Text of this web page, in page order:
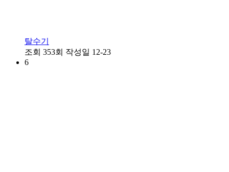
탈수기
조회 353회 작성일 12-23
6